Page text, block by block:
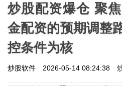
炒股配资爆仓 聚
金配资的预期调整
控条件为核
炒股软件 2026-05-14 08:24:38